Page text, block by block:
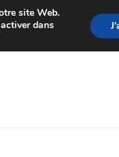
Du lundi au
site Web.
dans